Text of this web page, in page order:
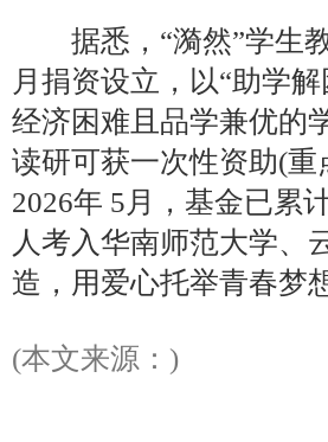
据悉，“漪然”学生教
月捐资设立，以“助学
经济困难且品学兼优的
读研可获一次性资助(重
2026年 5月，基金已累
人考入华南师范大学、
造，用爱心托举青春梦
(本文来源：)